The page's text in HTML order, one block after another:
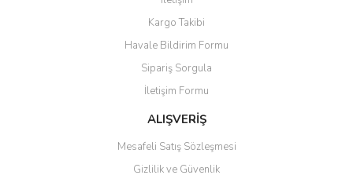
Ürün resmi kalitesiz, bozuk veya görüntülenemiyor.
Ürün açıklamasında eksik bilgiler bulunuyor.
Ürün bilgilerinde hatalar bulunuyor.
Ürün fiyatı diğer sitelerden daha pahalı.
Bu ürüne benzer farklı alternatifler olmalı.
Kargo Takibi
Havale Bildirim Formu
Sipariş Sorgula
İletişim Formu
ALIŞVERİŞ
Mesafeli Satış Sözleşmesi
Gizlilik ve Güvenlik